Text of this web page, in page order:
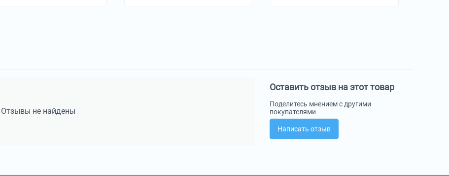
Отзывы не найдены
Оставить отзыв на этот товар
Поделитесь мнением с другими
покупателями
Написать отзыв